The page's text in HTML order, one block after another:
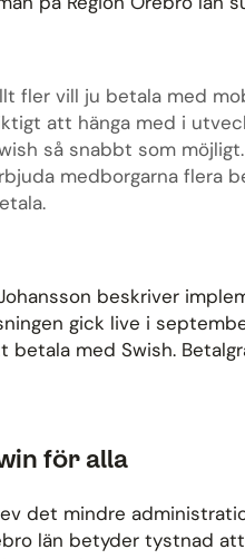
fler vill ju betala med
att hänga med i
så snabbt som
medborgarna flera
beskriver
gick live i
betala med Swish.
för alla
det mindre
län betyder tystnad